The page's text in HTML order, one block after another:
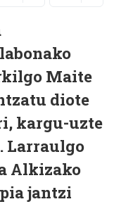
Maite
diote
kargu-uzte
Larraulgo
Alkizako
jantzi